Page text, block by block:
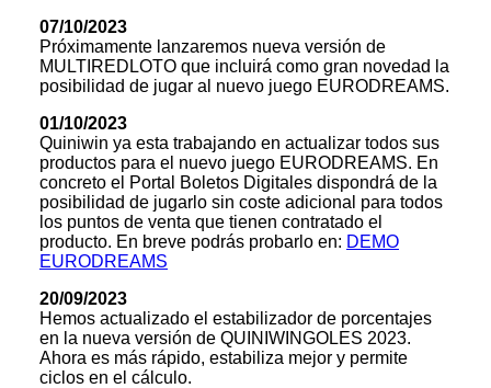
07/10/2023
Próximamente lanzaremos nueva versión de
MULTIREDLOTO que incluirá como gran novedad la
posibilidad de jugar al nuevo juego EURODREAMS.
01/10/2023
Quiniwin ya esta trabajando en actualizar todos sus
productos para el nuevo juego EURODREAMS. En
concreto el Portal Boletos Digitales dispondrá de la
posibilidad de jugarlo sin coste adicional para todos
los puntos de venta que tienen contratado el
producto. En breve podrás probarlo en: DEMO
EURODREAMS
20/09/2023
Hemos actualizado el estabilizador de porcentajes
en la nueva versión de QUINIWINGOLES 2023.
Ahora es más rápido, estabiliza mejor y permite
ciclos en el cálculo.